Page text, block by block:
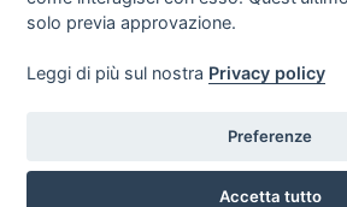
Business Centre, 8 Gainsborough Road,
Privacy Policy |
solo previa approvazione.
Leggi di più sul nostra Privacy policy
Preferenze
Accetta tutto